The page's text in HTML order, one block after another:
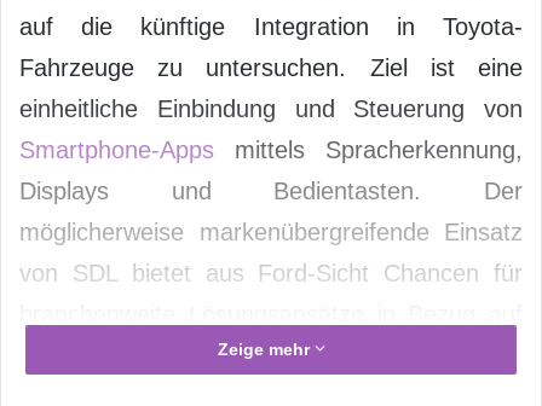
auf die künftige Integration in Toyota-
Fahrzeuge zu untersuchen. Ziel ist eine
einheitliche Einbindung und Steuerung von
Smartphone-Apps mittels Spracherkennung,
Displays und Bedientasten. Der
möglicherweise markenübergreifende Einsatz
von SDL bietet aus Ford-Sicht Chancen für
die Einbindung von Smartphones in
Zeige mehr